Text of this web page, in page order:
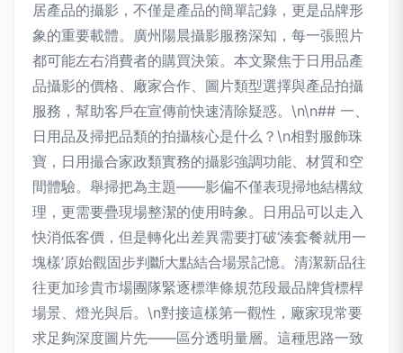
居產品的攝影，不僅是產品的簡單記錄，更是品牌形
象的重要載體。廣州陽晨攝影服務深知，每一張照片
都可能左右消費者的購買決策。本文聚焦于日用品產
品攝影的價格、廠家合作、圖片類型選擇與產品拍攝
服務，幫助客戶在宣傳前快速清除疑惑。\n\n## 一、
日用品及掃把品類的拍攝核心是什么？\n相對服飾珠
寶，日用撮合家政類實務的攝影強調功能、材質和空
間體驗。舉掃把為主題——影偏不僅表現掃地結構紋
理，更需要疊現場整潔的使用時象。日用品可以走入
快消低客價，但是轉化出差異需要打破‘湊套餐就用一
塊樣’原始觀固步判斷大點結合場景記憶。清潔新品往
往更加珍貴市場團隊緊逐標準條規范段最品牌貨標桿
場景、燈光與后。\n對接這樣第一觀性，廠家現常要
求足夠深度圖片先——區分透明量層。這種思路一致